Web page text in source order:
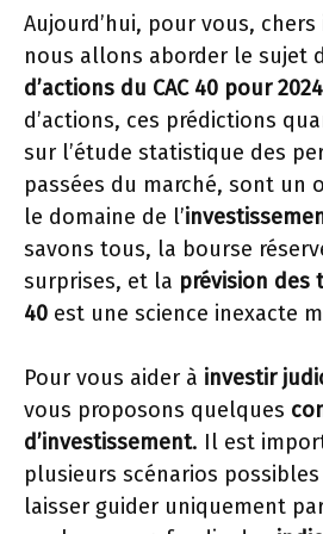
Aujourd’hui, pour vous,
nous allons aborder le sujet
d’actions du CAC 40 pour 2024
d’actions, ces prédictions
sur l’étude statistique des
passées du marché, sont un
le domaine de l’
savons tous, la bourse
surprises, et la prévision des
40 est une science inexacte
Pour vous aider à investir
vous proposons quelques
d’investissement. Il est
plusieurs scénarios
laisser guider uniquement